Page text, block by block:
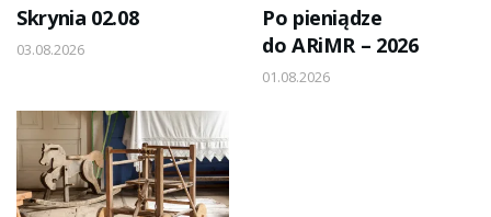
Skrynia 02.08
03.08.2026
Po pieniądze
do ARiMR – 2026
01.08.2026